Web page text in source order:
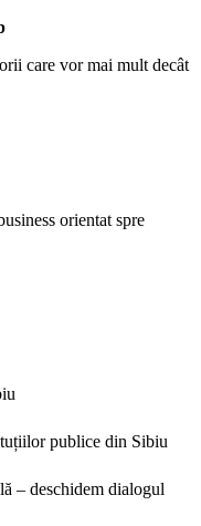
care vor mai mult decât
orientat spre
publice din Sibiu
– deschidem dialogul